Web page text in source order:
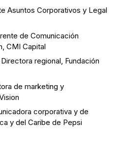
Asuntos Corporativos y Legal
de Comunicación
CMI Capital
regional, Fundación
de marketing y
corporativa y de
y del Caribe de Pepsi